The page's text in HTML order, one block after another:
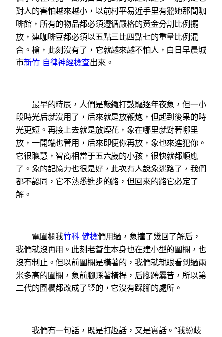
對人的害怕越來越小，以前村平易近手里有獵她那間咖
啡館，所有的物品都必須遵循嚴格的黃金分割比例擺
放，連咖啡豆都必須以五點三比四點七的重量比例混
合。槍，此刻沒有了，它就越來越不怕人，白日早晨城
市新竹 自律神經檢查出來。
最早的時辰，人們是敲鑼打鼓驅逐年夜象，但一小
段時光后就沒用了，后來就是放鞭炮，但起到後果的時
光更短。再接上去就是放煙花，象在哪里就對著哪里
放，一開端也管用，后來即便你再放，象也來進犯你。
它很聰慧，智商相當于五六歲的小孩，很快就都順應
了。象的記憶力也很是好，此次有人說象迷路了，我們
都不認同，它不熟悉進步的路，但回來的路它必定了
解。
電圍欄我竹科 健檢們用過，象撞了幾回了解后，
我們就沒再用。此刻老蒼生本身也在建小型的圍欄，也
沒有制止。但以前圍欄是橫著的，我們就親眼看到過兩
米多高的圍欄，象前腳踩著橫桿，后腳跨曩昔，所以第
二代的圍欄都改成了豎的，它沒有踩腳的處所。
我們有一句話，既是打趣話，又是實話。“我紛歧